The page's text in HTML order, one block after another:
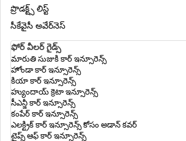
ట్రెయిలర్‌ ఇన్సూరెన్స్ ధర & ఆన్‌లైన్ పాలసీ
రెన్యూవల్
భారతదేశంలో కమర్షియల్ వెహికల్ థర్డ్ పార్టీ
ఇన్సూరెన్స్ ఆన్‌లైన్
ప్రొడక్ట్స్ లిస్ట్
సీకేవైసీ అవేర్‌నెస్
ఫోర్ వీలర్ గైడ్స్
మారుతి సుజుకి కార్ ఇన్సూరెన్స్
హోండా కార్ ఇన్సూరెన్స్
కియా కార్ ఇన్సూరెన్స్
హ్యుందాయ్ క్రెటా ఇన్సూరెన్స్
సీఎన్జీ కార్ ఇన్సూరెన్స్
కంపేర్ కార్ ఇన్సూరెన్స్
ఎలక్ట్రిక్ కార్ ఇన్సూరెన్స్ కోసం అడాన్ కవర్
టైప్స్ ఆఫ్ కార్ ఇన్సూరెన్స్